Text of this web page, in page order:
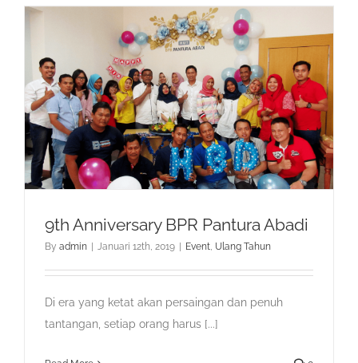
9th Anniversary BPR Pantura Abadi
By admin | Januari 12th, 2019 | Event, Ulang Tahun
Di era yang ketat akan persaingan dan penuh
tantangan, setiap orang harus [...]